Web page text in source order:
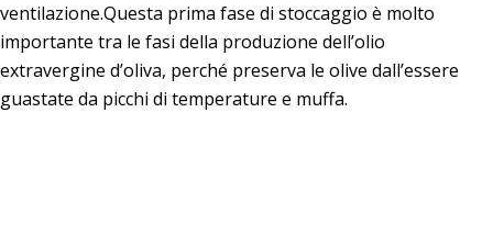
ventilazione.Questa prima fase di stoccaggio è molto
importante tra le fasi della produzione dell’olio
extravergine d’oliva, perché preserva le olive dall’essere
guastate da picchi di temperature e muffa.